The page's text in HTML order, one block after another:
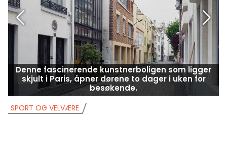
Denne fascinerende kunstnerboligen som ligger
skjult i Paris, åpner dørene to dager i uken for
besøkende.
SPORT OG VELVÆRE